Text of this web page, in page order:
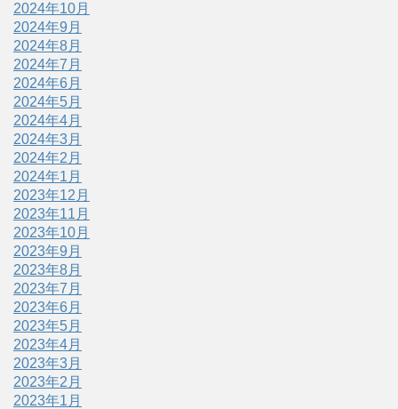
2024年10月
2024年9月
2024年8月
2024年7月
2024年6月
2024年5月
2024年4月
2024年3月
2024年2月
2024年1月
2023年12月
2023年11月
2023年10月
2023年9月
2023年8月
2023年7月
2023年6月
2023年5月
2023年4月
2023年3月
2023年2月
2023年1月